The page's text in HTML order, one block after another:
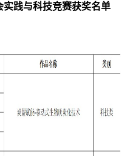
践与科技竞赛获奖名单